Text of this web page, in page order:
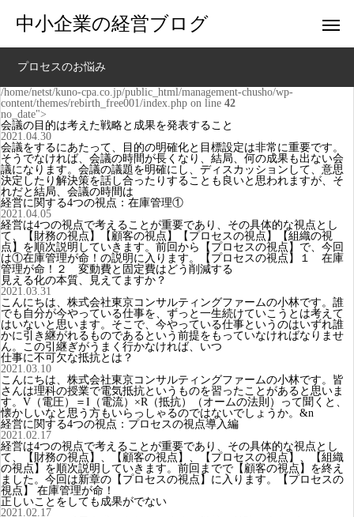
中小企業の経営ブログ
プロセスのお悩み
/home/netst/kuno-cpa.co.jp/public_html/management-chusho/wp-
content/themes/rebirth_free001/index.php on line 42
no_date">
会議の目的は考えた戦略と成果を発表すること
2021.04.30
会議をするにあたって、目的の明確化と目標設定は非常に重要です。
そうでなければ、会議の時間が長くなり、結局、何の成果も出ない会
議になります。会議の議題を明確にし、ディスカッションして、意思
決定したり解決策を話し合ったりすることも良いと思われますが、そ
れだと結局、会議の時間は
経営に関する4つの視点：在庫管理①
2021.04.05
経営は4つの視点で考えることが重要であり、その具体的な視点とし
て、【財務の視点】【顧客の視点】【プロセスの視点】【組織の視
点】を順次説明していきます。前回から【プロセスの視点】で、今回
は①在庫管理が命！の説明に入ります。【プロセスの視点】１ 在庫
管理が命！２ 変動費と固定費はどう削減する
見える化の本質、見えてますか？
2021.03.31
こんにちは、株式会社東京コンサルティングファームの小林です。誰
でも自分が今やっている仕事を、ずっと一生続けていこうとは考えて
はいないと思います。そこで、今やっている仕事というのはいずれ誰
かに引き継がれるものであるという前提をもっていなければなりませ
ん。この引継ぎがうまく行かなければ、いつ
仕事に不可欠な抵抗とは？
2021.03.10
こんにちは、株式会社東京コンサルティングファームの小林です。皆
さんは理科の授業で電気抵抗というものを習ったことがあると思いま
す。V（電圧）＝I（電流）×R（抵抗）（オームの法則）って聞くと、
懐かしいなと思う方もいらっしゃるのではないでしょうか。&n
経営に関する4つの視点：プロセスの視点導入編
2021.02.17
経営は4つの視点で考えることが重要であり、その具体的な視点とし
て、【財務の視点】、【顧客の視点】、【プロセスの視点】、【組織
の視点】を順次説明していきます。前回までで【顧客の視点】を終え
ました。今回は新章の【プロセスの視点】に入ります。【プロセスの
視点】 在庫管理が命！
正しいことをしても成果がでない
2021.02.17